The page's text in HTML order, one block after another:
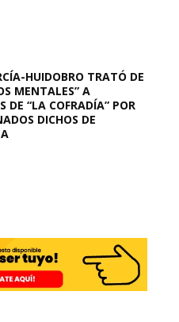
HUIDOBRO TRATÓ DE
MENTALES” A
DE “LA COFRADÍA” POR
DICHOS DE